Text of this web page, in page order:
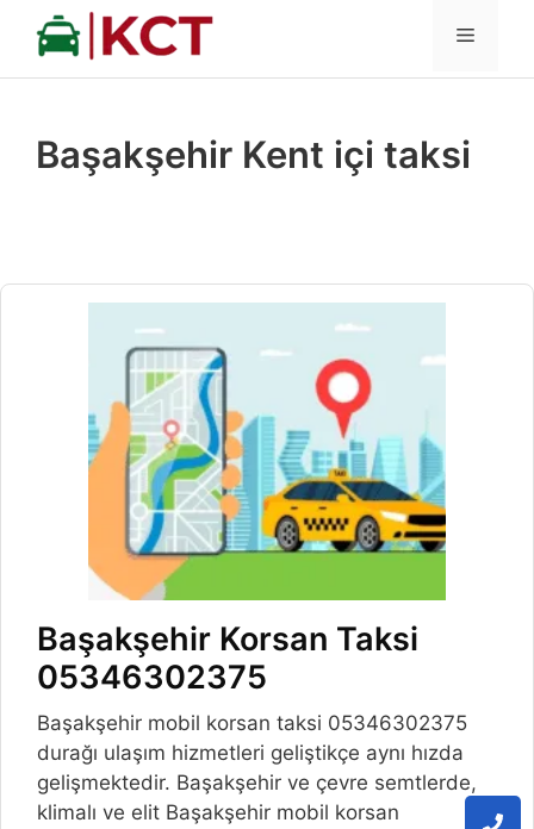
İçeriğe
MENÜ
Başakşehir Kent içi taksi
Başakşehir Korsan Taksi
05346302375
Başakşehir mobil korsan taksi 05346302375
durağı ulaşım hizmetleri geliştikçe aynı hızda
gelişmektedir. Başakşehir ve çevre semtlerde,
klimalı ve elit Başakşehir mobil korsan